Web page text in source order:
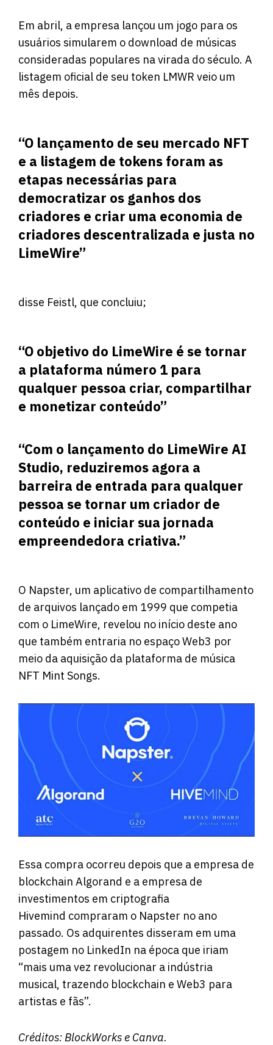
Em abril, a empresa lançou um jogo para os
usuários simularem o download de músicas
consideradas populares na virada do século. A
listagem oficial de seu token LMWR veio um
mês depois.
“O lançamento de seu mercado NFT
e a listagem de tokens foram as
etapas necessárias para
democratizar os ganhos dos
criadores e criar uma economia de
criadores descentralizada e justa no
LimeWire”
disse Feistl, que concluiu;
“O objetivo do LimeWire é se tornar
a plataforma número 1 para
qualquer pessoa criar, compartilhar
e monetizar conteúdo”
“Com o lançamento do LimeWire AI
Studio, reduziremos agora a
barreira de entrada para qualquer
pessoa se tornar um criador de
conteúdo e iniciar sua jornada
empreendedora criativa.”
O Napster, um aplicativo de compartilhamento
de arquivos lançado em 1999 que competia
com o LimeWire, revelou no início deste ano
que também entraria no espaço Web3 por
meio da aquisição da plataforma de música
NFT Mint Songs.
Essa compra ocorreu depois que a empresa de
blockchain Algorand e a empresa de
investimentos em criptografia
Hivemind compraram o Napster no ano
passado. Os adquirentes disseram em uma
postagem no LinkedIn na época que iriam
“mais uma vez revolucionar a indústria
musical, trazendo blockchain e Web3 para
artistas e fãs”.
Créditos:BlockWorkse Canva.